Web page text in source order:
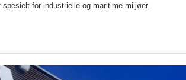
for industrielle og maritime miljøer.